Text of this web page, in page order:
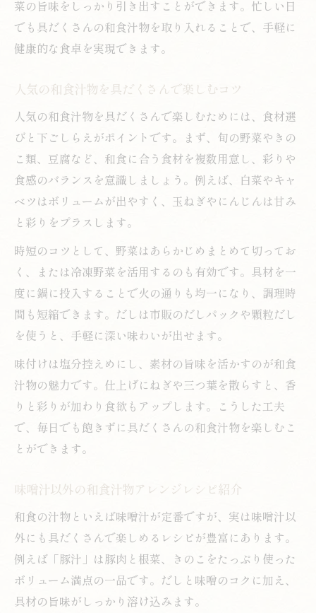
菜の旨味をしっかり引き出すことができます。忙しい日
でも具だくさんの和食汁物を取り入れることで、手軽に
健康的な食卓を実現できます。
人気の和食汁物を具だくさんで楽しむコツ
人気の和食汁物を具だくさんで楽しむためには、食材選
びと下ごしらえがポイントです。まず、旬の野菜やきの
こ類、豆腐など、和食に合う食材を複数用意し、彩りや
食感のバランスを意識しましょう。例えば、白菜やキャ
ベツはボリュームが出やすく、玉ねぎやにんじんは甘み
と彩りをプラスします。
時短のコツとして、野菜はあらかじめまとめて切ってお
く、または冷凍野菜を活用するのも有効です。具材を一
度に鍋に投入することで火の通りも均一になり、調理時
間も短縮できます。だしは市販のだしパックや顆粒だし
を使うと、手軽に深い味わいが出せます。
味付けは塩分控えめにし、素材の旨味を活かすのが和食
汁物の魅力です。仕上げにねぎや三つ葉を散らすと、香
りと彩りが加わり食欲もアップします。こうした工夫
で、毎日でも飽きずに具だくさんの和食汁物を楽しむこ
とができます。
味噌汁以外の和食汁物アレンジレシピ紹介
和食の汁物といえば味噌汁が定番ですが、実は味噌汁以
外にも具だくさんで楽しめるレシピが豊富にあります。
例えば「豚汁」は豚肉と根菜、きのこをたっぷり使った
ボリューム満点の一品です。だしと味噌のコクに加え、
具材の旨味がしっかり溶け込みます。